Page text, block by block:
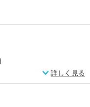
詳しく見る